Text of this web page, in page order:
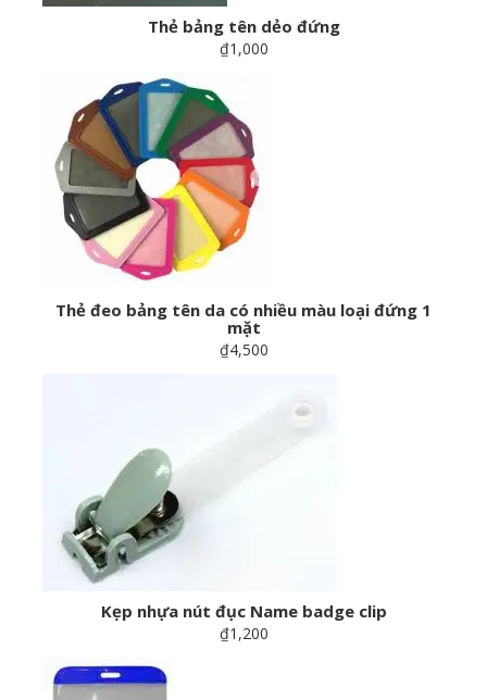
Thẻ bảng tên dẻo đứng
₫1,000
Thẻ đeo bảng tên da có nhiều màu loại đứng 1
mặt
₫4,500
Kẹp nhựa nút đục Name badge clip
₫1,200